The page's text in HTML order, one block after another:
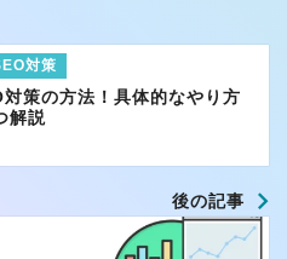
対策
対策の方法！具体的なやり方
解説
後の記事